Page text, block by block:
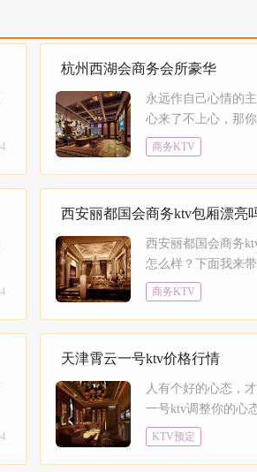
杭州西湖会商务会所豪华
永远作自己心情的
心来了不上心，那
商务KTV
西安丽都国会商务ktv包厢漂亮
西安丽都国会商务
怎么样？下面我来
商务KTV
天津霄云一号ktv价格行情
人有个好的心态，
一号ktv调整你的心
KTV预定